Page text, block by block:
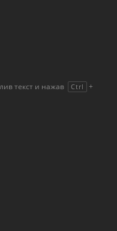
текст и нажав Ctrl +